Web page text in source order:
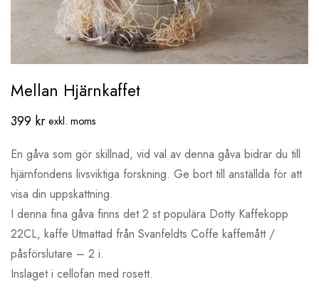
Mellan Hjärnkaffet
399 kr exkl. moms
En gåva som gör skillnad, vid val av denna gåva bidrar du till
hjärnfondens livsviktiga forskning. Ge bort till anställda för att
visa din uppskattning.
I denna fina gåva finns det 2 st populära Dotty Kaffekopp
22CL, kaffe Utmattad från Svanfeldts Coffe kaffemått /
påsförslutare – 2 i.
Inslaget i cellofan med rosett.